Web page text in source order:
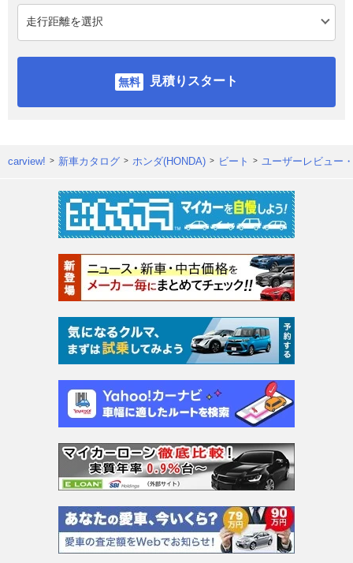
見積りスタート
carview! 新車カタログ ホンダ(HONDA) ビート ユーザーレビュー